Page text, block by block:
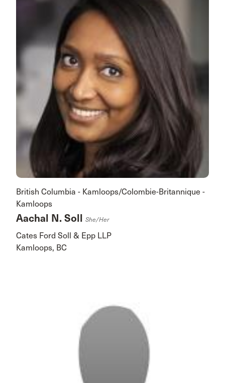
British Columbia - Kamloops/Colombie-Britannique -
Kamloops
Aachal N. Soll She/her
Cates Ford Soll & Epp LLP
Kamloops, BC